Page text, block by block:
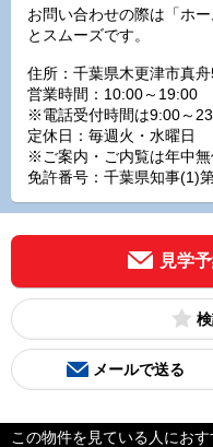
お問い合わせの際は「ホ
とスムーズです。
住所：千葉県木更津市真
営業時間：10:00～19:00
※電話受付時間は9:00～
定休日：毎週火・水曜日
※ご案内・ご内覧は年中無
免許番号：千葉県知事(1)
見学
メールで送る
この物件を見ている人にお